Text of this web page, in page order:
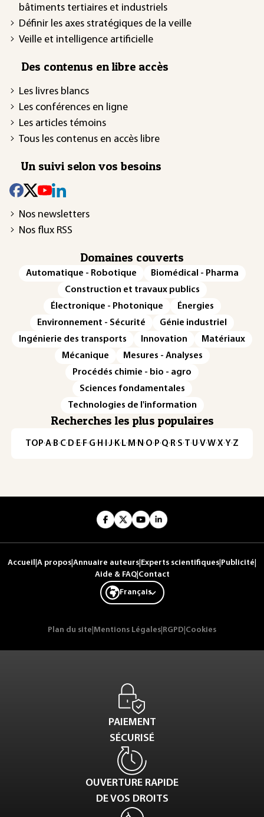
bâtiments tertiaires et industriels
Définir les axes stratégiques de la veille
Veille et intelligence artificielle
Des contenus en libre accès
Les livres blancs
Les conférences en ligne
Les articles témoins
Tous les contenus en accès libre
Un suivi selon vos besoins
Nos newsletters
Nos flux RSS
Domaines couverts
Automatique - Robotique
Biomédical - Pharma
Construction et travaux publics
Électronique - Photonique
Énergies
Environnement - Sécurité
Génie industriel
Ingénierie des transports
Innovation
Matériaux
Mécanique
Mesures - Analyses
Procédés chimie - bio - agro
Sciences fondamentales
Technologies de l'information
Recherches les plus populaires
TOP·A·B·C· D· E· F·G· H · ·J· K· L· M · N ·O· P·Q· R·S·T·U·V·W·X·Y·Z
Accueil A propos Annuaire auteurs Experts scientifiques Publicité
Aide & FAQ| Contact
Français
Plan du site Mentions Légales RGPD Cookies
PAIEMENT
SÉCURISÉ
OUVERTURE RAPIDE
DE VOS DROITS